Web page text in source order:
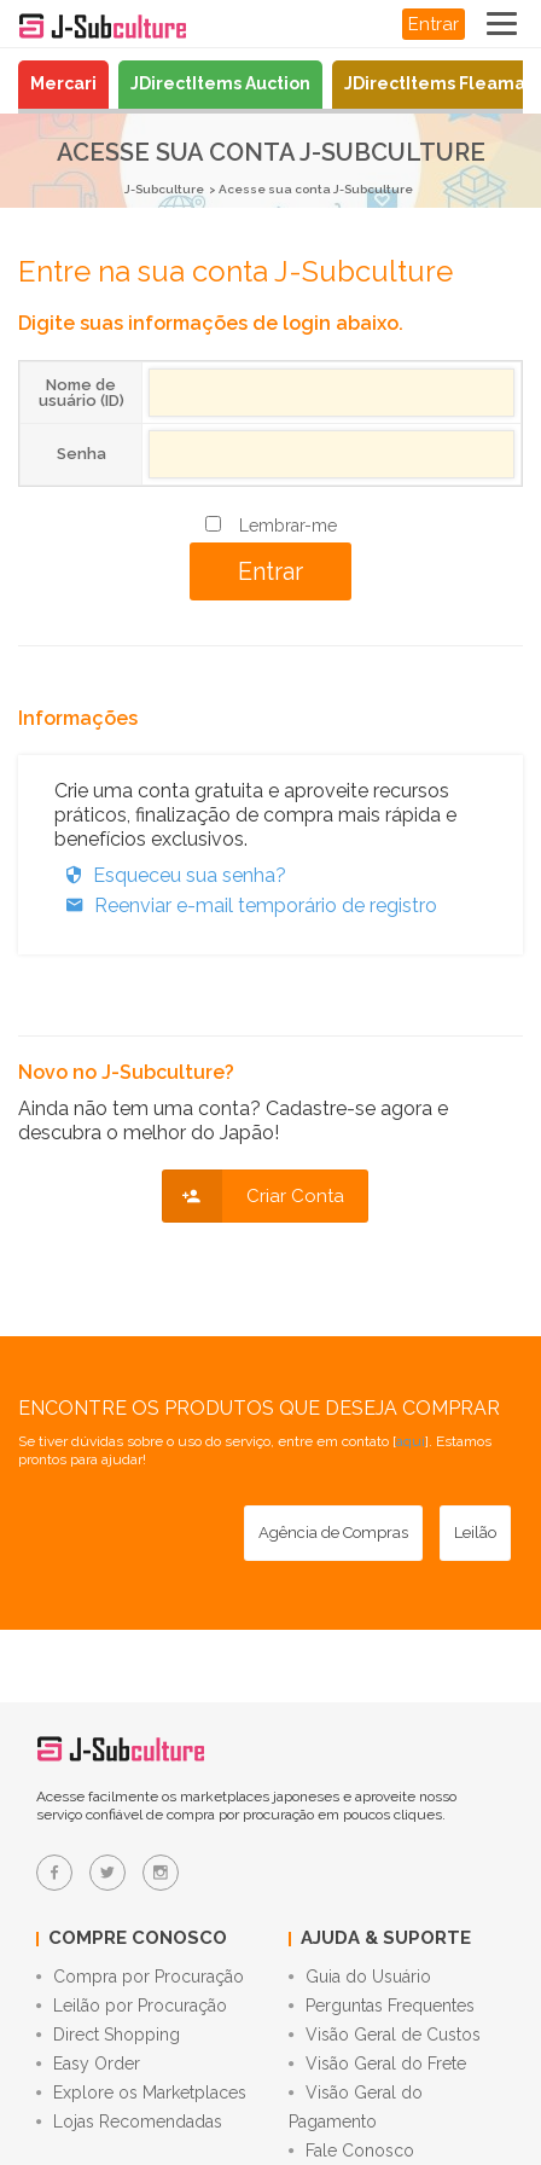
Entrar
Mercari JDirectItems Auction JDirectItems
ACESSE SUA CONTA J-SUBCULTURE
J-Subculture Acesse sua conta J-Subculture
Entre na sua conta J-Subculture
Digite suas informações de login abaixo.
Nome de
usuário (ID)
Senha
Lembrar-me
Informações
Crie uma conta gratuita e aproveite recursos
práticos, finalização de compra mais rápida e
benefícios exclusivos.
Esqueceu sua senha?
Reenviar e-mail temporário de registro
Novo no J-Subculture?
Ainda não tem uma conta? Cadastre-se agora e
descubra o melhor do Japão!
Criar Conta
ENCONTRE OS PRODUTOS QUE DESEJA COMPRAR
Se tiver dúvidas sobre o uso do serviço, entre em contato [aqui]. Estamos
prontos para ajudar!
Agência de Compras Leilão
Acesse facilmente os marketplaces japoneses e aproveite nosso
serviço confiável de compra por procuração em poucos cliques.
COMPRE CONOSCO
Compra por Procuração
Leilão por Procuração
Direct Shopping
Easy Order
Explore os Marketplaces
Lojas Recomendadas
AJUDA & SUPORTE
Guia do Usuário
Perguntas Frequentes
Visão Geral de Custos
Visão Geral do Frete
Visão Geral do
Pagamento
Fale Conosco